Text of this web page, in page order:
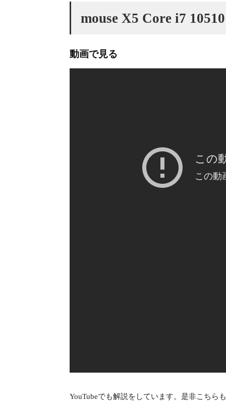
mouse X5 Core i7
動画で見る
YouTubeでも解説をしています。是非こちら